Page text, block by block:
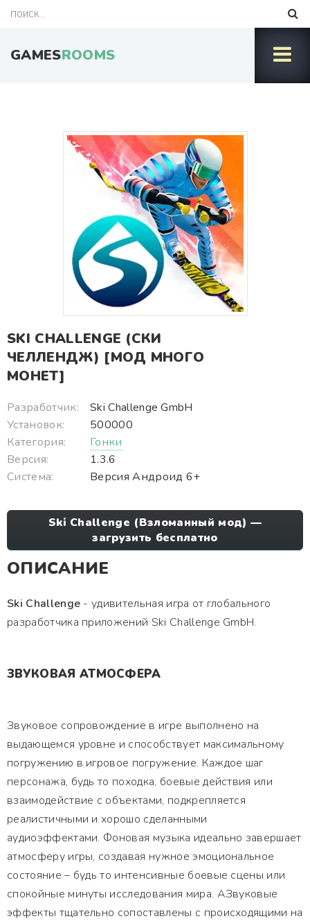
GAMESROOMS
SKI CHALLENGE (СКИ
ЧЕЛЛЕНДЖ) [МОД МНОГО
МОНЕТ]
Разработчик:
Ski Challenge GmbH
Установок:
500000
Категория:
Гонки
Версия:
1.3.6
Система:
Версия Андроид 6+
Ski Challenge (Взломанный мод) —
загрузить бесплатно
ОПИСАНИЕ
Ski Challenge - удивительная игра от глобального
разработчика приложений Ski Challenge GmbH.
ЗВУКОВАЯ АТМОСФЕРА
Звуковое сопровождение в игре выполнено на
выдающемся уровне и способствует максимальному
погружению в игровое погружение. Каждое шаг
персонажа, будь то походка, боевые действия или
взаимодействие с объектами, подкрепляется
реалистичными и хорошо сделанными
аудиоэффектами. Фоновая музыка идеально завершает
атмосферу игры, создавая нужное эмоциональное
состояние – будь то интенсивные боевые сцены или
спокойные минуты исследования мира. АЗвуковые
эффекты тщательно сопоставлены с происходящими на